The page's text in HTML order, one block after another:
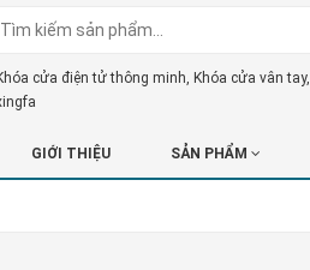
cửa điện tử thông minh, Khóa cửa vân tay,
GIỚI THIỆU SẢN PHẨM